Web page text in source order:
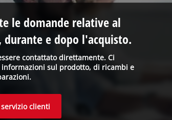
contattato direttamente. Ci
sul prodotto, di ricambi e
le domande relative al
e dopo l'acquisto.
clienti